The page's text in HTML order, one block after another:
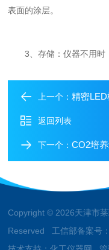
表面的涂层。
3、存储：仪器不用时，
上一个：精密
返回列表
下一个：CO2培
Copyright © 2026天津市
Reserved 工信部备案号